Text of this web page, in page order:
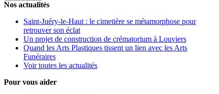
Nos actualités
Saint-Juéry-le-Haut : le cimetière se métamorphose pour
retrouver son éclat
Un projet de construction de crématorium à Louviers
Quand les Arts Plastiques tissent un lien avec les Arts
Funéraires
Voir toutes les actualités
Pour vous aider